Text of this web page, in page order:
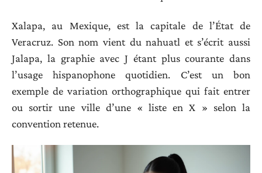
Xalapa, au Mexique, est la capitale de l’État de
Veracruz. Son nom vient du nahuatl et s’écrit aussi
Jalapa, la graphie avec J étant plus courante dans
l’usage hispanophone quotidien. C’est un bon
exemple de variation orthographique qui fait entrer
ou sortir une ville d’une « liste en X » selon la
convention retenue.